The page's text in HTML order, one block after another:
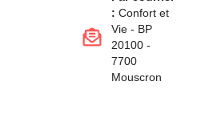
: Confort et
Vie - BP
20100 -
7700
Mouscron